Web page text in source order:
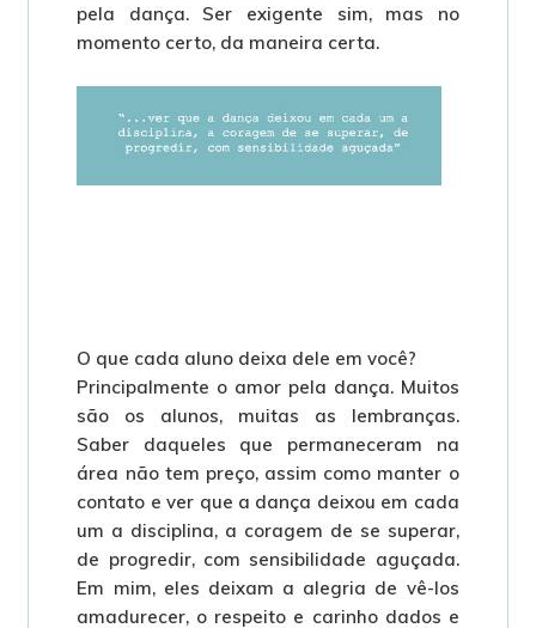
pela dança. Ser exigente sim, mas no
momento certo, da maneira certa.
O que cada aluno deixa dele em você?
Principalmente o amor pela dança. Muitos
são os alunos, muitas as lembranças.
Saber daqueles que permaneceram na
área não tem preço, assim como manter o
contato e ver que a dança deixou em cada
um a disciplina, a coragem de se superar,
de progredir, com sensibilidade aguçada.
Em mim, eles deixam a alegria de vê-los
amadurecer, o respeito e carinho dados e